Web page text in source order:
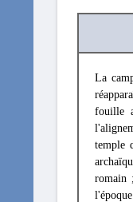
La
fouille
temple
romain